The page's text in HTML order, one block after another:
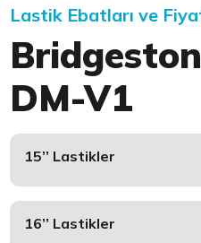
Lastik Ebatları ve
DM-V1
15’’ Lastikler
16’’ Lastikler